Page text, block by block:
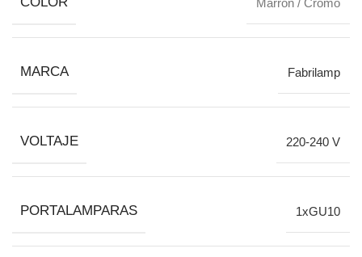
MARCA Fabrilamp
VOLTAJE 220-240 V
PORTALAMPARAS 1xGU10